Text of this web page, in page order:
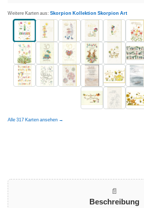
Weitere Karten aus: Skorpion Kollektion Skorpion Art
Alle 317 Karten ansehen →
📄
Beschreibung